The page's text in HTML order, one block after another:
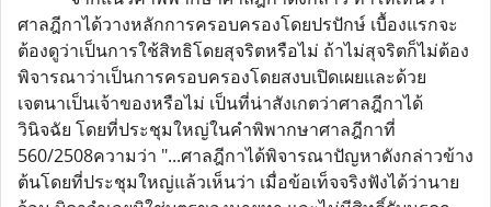
ศาลฎีกาได้วางหลักการครอบครองโดยปรปักษ์ เบื้องแรกจะ
ต้องดูว่าเป็นการใช้สิทธิโดยสุจริตหรือไม่ ถ้าไม่สุจริตก็ไม่ต้อง
พิจารณาว่าเป็นการครอบครองโดยสงบเปิดเผยและด้วย
เจตนาเป็นเจ้าของหรือไม่ เป็นที่น่าสังเกตว่าศาลฎีกาได้
วินิจฉัย โดยที่ประชุมใหญ่ในคำพิพากษาศาลฎีกาที่
560/2508ความว่า "...ศาลฎีกาได้พิจารณาปัญหาดังกล่าวข้าง
ต้นโดยที่ประชุมใหญ่แล้วเห็นว่า เมื่อข้อเท็จจริงฟังได้ว่านาย